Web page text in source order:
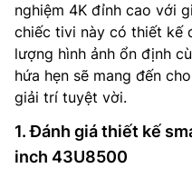
nghiệm 4K đỉnh cao với
chiếc tivi này có thiết kế
lượng hình ảnh ổn định
hứa hẹn sẽ mang đến
giải trí tuyệt vời.
1. Đánh giá thiết kế
inch 43U8500